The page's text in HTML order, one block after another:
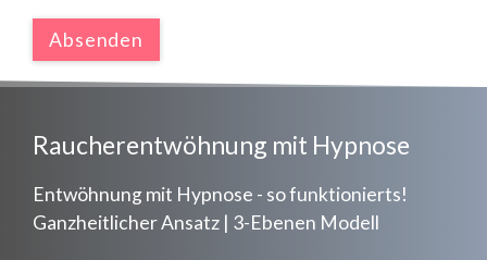
Raucherentwöhnung mit Hypnose
Entwöhnung mit Hypnose - so funktionierts!
Ganzheitlicher Ansatz | 3-Ebenen Modell